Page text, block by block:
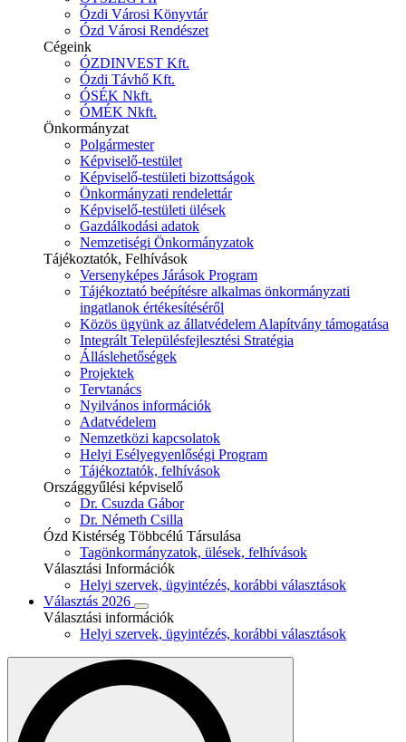
Ózdi Városi Könyvtár
Ózd Városi Rendészet
Cégeink
ÓZDINVEST Kft.
Ózdi Távhő Kft.
ÓSÉK Nkft.
ÓMÉK Nkft.
Önkormányzat
Polgármester
Képviselő-testület
Képviselő-testületi bizottságok
Önkormányzati rendelettár
Képviselő-testületi ülések
Gazdálkodási adatok
Nemzetiségi Önkormányzatok
Tájékoztatók, Felhívások
Versenyképes Járások Program
Tájékoztató beépítésre alkalmas önkormányzati
ingatlanok értékesítéséről
Közös ügyünk az állatvédelem Alapítvány támogatása
Integrált Településfejlesztési Stratégia
Álláslehetőségek
Projektek
Tervtanács
Nyilvános információk
Adatvédelem
Nemzetközi kapcsolatok
Helyi Esélyegyenlőségi Program
Tájékoztatók, felhívások
Országgyűlési képviselő
Dr. Csuzda Gábor
Dr. Németh Csilla
Ózd Kistérség Többcélú Társulása
Tagönkormányzatok, ülések, felhívások
Választási Információk
Helyi szervek, ügyintézés, korábbi választások
Választás 2026
Választási információk
Helyi szervek, ügyintézés, korábbi választások